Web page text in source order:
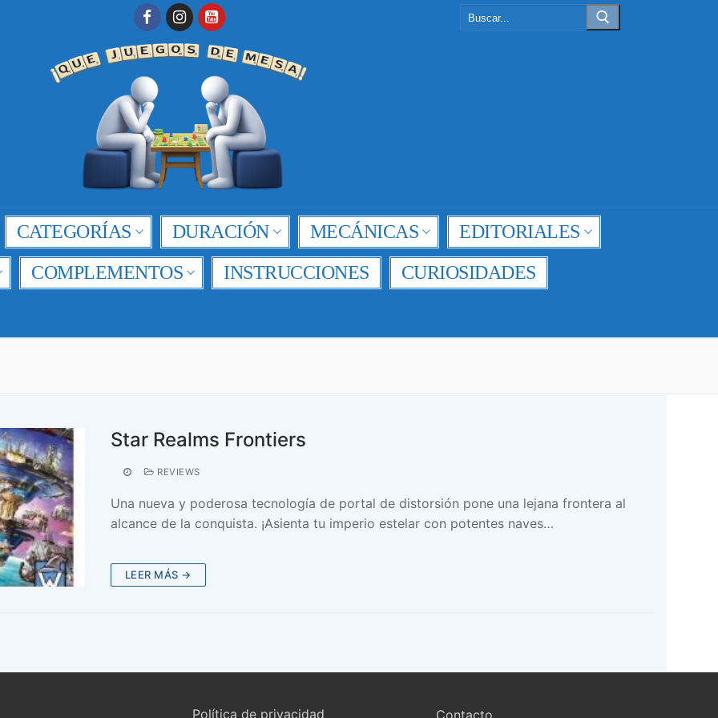
CATEGORÍAS DURACIÓN MECÁNICAS
EDITORIALES
COMPLEMENTOS INSTRUCCIONES
CURIOSIDADES
Star Realms Frontiers
REVIEWS
Una nueva y poderosa tecnología de portal de distorsión pone una lejana frontera al
alcance de la conquista. ¡Asienta tu imperio estelar con potentes naves…
LEER MÁS →
Política de privacidad